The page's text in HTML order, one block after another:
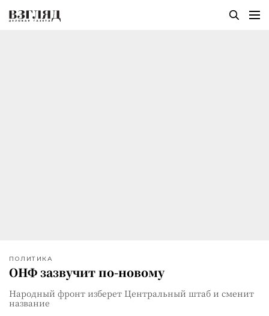
ПОЛИТИКА
ОНФ зазвучит по-новому
Народный фронт изберет Центральный штаб и сменит
название